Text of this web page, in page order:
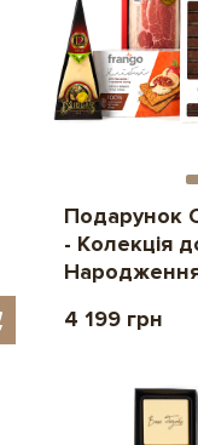
Подарунок
- Колекція
4 199 грн